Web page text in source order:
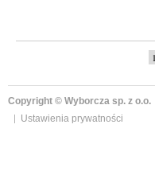
1
Copyright © Wyborcza sp. z o.o.
Ustawienia prywatności